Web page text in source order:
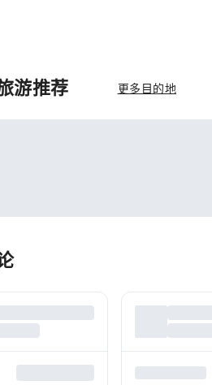
游推荐 更多目的地